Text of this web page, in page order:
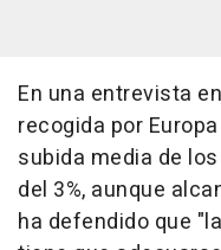
En una entrevista
recogida por
subida media de
del 3%, aunque
ha defendido que